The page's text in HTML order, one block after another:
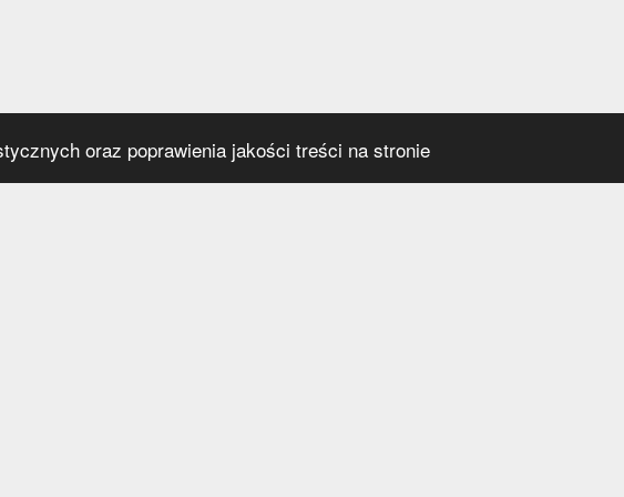
oraz poprawienia jakości treści na stronie